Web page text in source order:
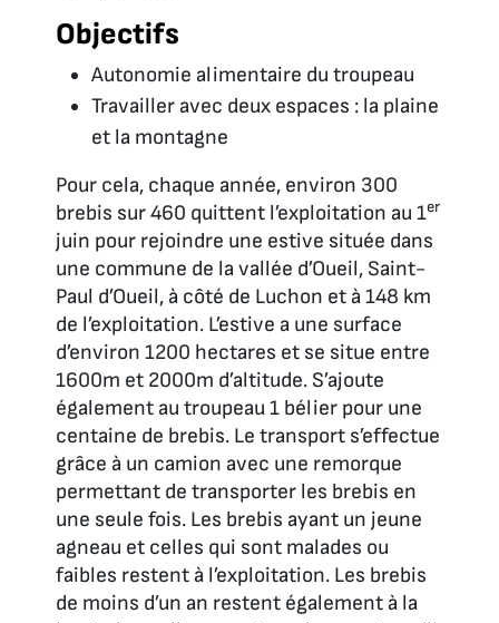
Objectifs
Autonomie alimentaire du troupeau
Travailler avec deux espaces : la plaine
et la montagne
Pour cela, chaque année, environ 300
brebis sur 460 quittent l’exploitation au 1er
juin pour rejoindre une estive située dans
une commune de la vallée d’Oueil, Saint-
Paul d’Oueil, à côté de Luchon et à 148 km
de l’exploitation. L’estive a une surface
d’environ 1200 hectares et se situe entre
1600m et 2000m d’altitude. S’ajoute
également au troupeau 1 bélier pour une
centaine de brebis. Le transport s’effectue
grâce à un camion avec une remorque
permettant de transporter les brebis en
une seule fois. Les brebis ayant un jeune
agneau et celles qui sont malades ou
faibles restent à l’exploitation. Les brebis
de moins d’un an restent également à la